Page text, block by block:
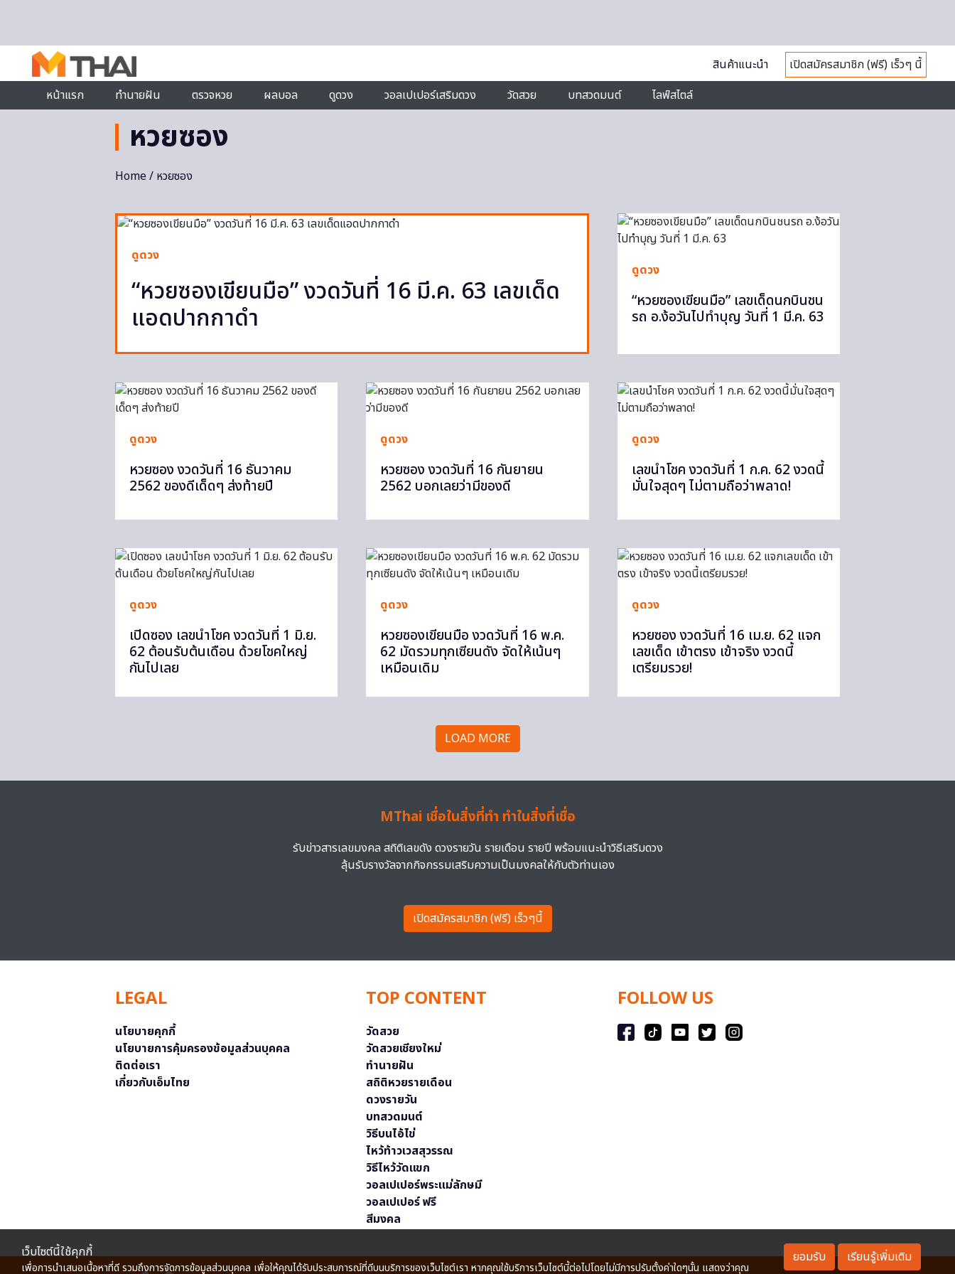
สินค้าแนะนำ
เปิดสมัครสมาชิก (ฟรี) เร็วๆ นี้
หน้าแรก
ทำนายฝัน ตรวจหวย ผลบอล ดูดวง วอลเปเปอร์เสริมดวง วัดสวย บทสวดมนต์ ไลฟ์สไตล์
หวยซอง
Home/ หวยซอง
ดูดวง
“หวยซองเขียนมือ” งวดวันที่ 16 มี.ค. 63 เลขเด็ด
แอดปากกาดำ
ดูดวง
“หวยซองเขียนมือ” เลขเด็ดนกบินชน
รถ อ.ง้อวันไปทำบุญ วันที่ 1 มี.ค. 63
ดูดวง
หวยซอง งวดวันที่ 16 ธันวาคม
2562 ของดีเด็ดๆ ส่งท้ายปี
ดูดวง
หวยซอง งวดวันที่ 16 กันยายน
2562 บอกเลยว่ามีของดี
ดูดวง
เลขนำโชค งวดวันที่ 1 ก.ค. 62 งวดนี้
มั่นใจสุดๆ ไม่ตามถือว่าพลาด!
ดูดวง
เปิดซอง เลขนำโชค งวดวันที่ 1 มิ.ย.
62 ต้อนรับต้นเดือน ด้วยโชคใหญ่
กันไปเลย
ดูดวง
หวยซองเขียนมือ งวดวันที่ 16 พ.ค.
62 มัดรวมทุกเซียนดัง จัดให้เน้นๆ
เหมือนเดิม
ดูดวง
หวยซอง งวดวันที่ 16 เม.ย. 62 แจก
เลขเด็ด เข้าตรง เข้าจริง งวดนี้
เตรียมรวย!
LOAD MORE
MThai เชื่อในสิ่งที่ทำ ทำในสิ่งที่เชื่อ
รับข่าวสารเลขมงคล สถิติเลขดัง ดวงรายวัน รายเดือน รายปี พร้อมแนะนำวิธีเสริมดวง
ลุ้นรับรางวัลจากกิจกรรมเสริมความเป็นมงคลให้กับตัวท่านเอง
เปิดสมัครสมาชิก (ฟรี) เร็วๆนี้
LEGAL
นโยบายคุกกี้
นโยบายการคุ้มครองข้อมูลส่วนบุคคล
ติดต่อเรา
เกี่ยวกับเอ็มไทย
TOP CONTENT
วัดสวย
วัดสวยเชียงใหม่
ทำนายฝัน
สถิติหวยรายเดือน
ดวงรายวัน
บทสวดมนต์
วิธีบนไอ้ไข่
ไหว้ท้าวเวสสุวรรณ
วิธีไหว้วัดแขก
วอลเปเปอร์พระแม่ลักษมี
วอลเปเปอร์ ฟรี
สีมงคล
FOLLOW US
เว็บไซต์นี้ใช้คุกกี้
เพื่อการนำเสนอเนื้อหาที่ดี รวมถึงการจัดการข้อมูลส่วนบุคคล เพื่อให้คุณได้รับประสบการณ์ที่ดีบนบริการของเว็บไซต์เรา หากคุณใช้บริการเว็บไซต์นี้ต่อไปโดยไม่มีการปรับตั้งค่าใดๆนั้น แสดงว่าคุณ
ยอมรับ เรียนรู้เพิ่มเติม